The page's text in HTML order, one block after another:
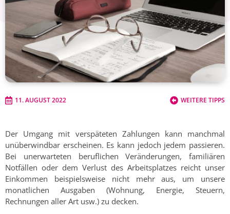
11. AUGUST 2022 WEITERE TIPPS
Der Umgang mit verspäteten Zahlungen kann manchmal
unüberwindbar erscheinen. Es kann jedoch jedem passieren.
Bei unerwarteten beruflichen Veränderungen, familiären
Notfällen oder dem Verlust des Arbeitsplatzes reicht unser
Einkommen beispielsweise nicht mehr aus, um unsere
monatlichen Ausgaben (Wohnung, Energie, Steuern,
Rechnungen aller Art usw.) zu decken.